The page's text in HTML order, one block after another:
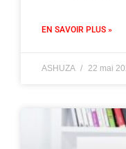
EN SAVOIR PLUS »
ASHUZA 22 mai